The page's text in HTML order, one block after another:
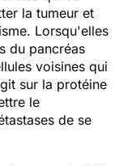
la tumeur et
Lorsqu'elles
du pancréas
voisines qui
sur la protéine
le
de se